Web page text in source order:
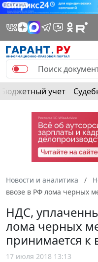
РЕКЛАМА
Бюджетный учет
Новости и аналитика
ввозе в РФ лома черных
НДС,
лома черных
принимается к
17 июля 2018 13:13